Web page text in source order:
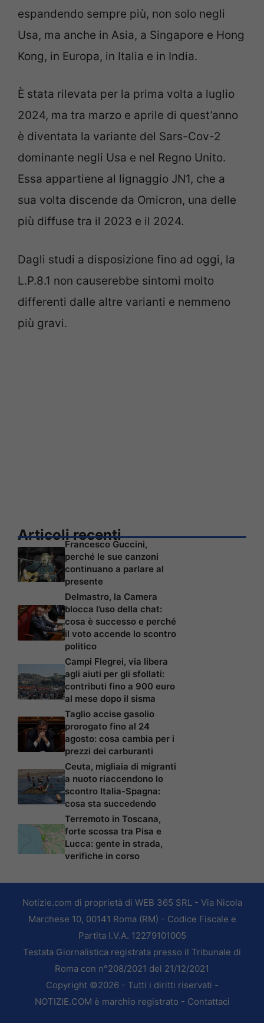
espandendo sempre più, non solo negli
Usa, ma anche in Asia, a Singapore e Hong
Kong, in Europa, in Italia e in India.
È stata rilevata per la prima volta a luglio
2024, ma tra marzo e aprile di quest’anno
è diventata la variante del Sars-Cov-2
dominante negli Usa e nel Regno Unito.
Essa appartiene al lignaggio JN1, che a
sua volta discende da Omicron, una delle
più diffuse tra il 2023 e il 2024.
Dagli studi a disposizione fino ad oggi, la
L.P.8.1 non causerebbe sintomi molto
differenti dalle altre varianti e nemmeno
più gravi.
Articoli recenti
Francesco Guccini,
perché le sue canzoni
continuano a parlare al
presente
Delmastro, la Camera
blocca l’uso della chat:
cosa è successo e perché
il voto accende lo scontro
politico
Campi Flegrei, via libera
agli aiuti per gli sfollati:
contributi fino a 900 euro
al mese dopo il sisma
Taglio accise gasolio
prorogato fino al 24
agosto: cosa cambia per i
prezzi dei carburanti
Ceuta, migliaia di migranti
a nuoto riaccendono lo
scontro Italia-Spagna:
cosa sta succedendo
Terremoto in Toscana,
forte scossa tra Pisa e
Lucca: gente in strada,
verifiche in corso
Notizie.com di proprietà di WEB 365 SRL - Via Nicola
Marchese 10, 00141 Roma (RM) - Codice Fiscale e
Partita I.V.A. 12279101005
Testata Giornalistica registrata presso il Tribunale di
Roma con n°208/2021 del 21/12/2021
Copyright ©2026 - Tutti i diritti riservati -
NOTIZIE.COM è marchio registrato - Contattaci